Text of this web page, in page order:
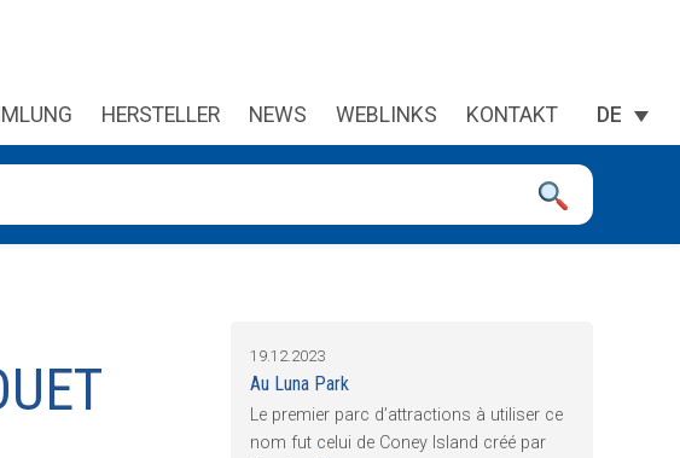
HERSTELLER NEWS WEBLINKS KONTAKT DE
19.12.2023
Au Luna Park
Le premier parc d’attractions à utiliser ce
nom fut celui de Coney Island créé par